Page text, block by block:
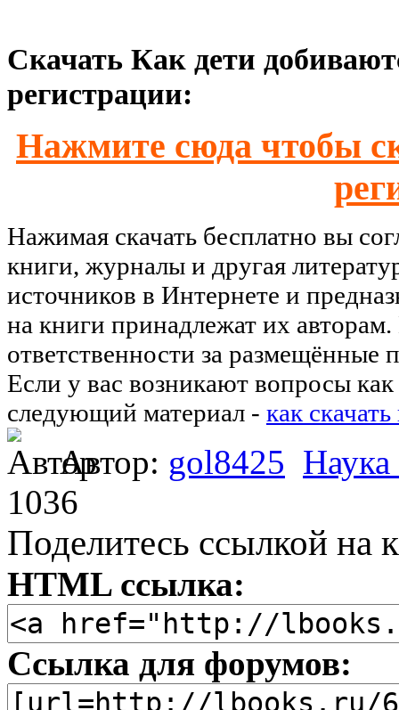
Скачать Как дети
регистрации:
Нажмите сюда чтобы
Нажимая скачать бесплатно вы
книги, журналы и другая
источников в Интернете и
на книги принадлежат их
ответственности за размещённые
Если у вас возникают вопросы как
следующий материал - как
Автор: gol8425 Наука
1036
Поделитесь ссылкой на
HTML ссылка:
Ссылка для форумов: